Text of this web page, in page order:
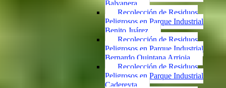
Balvanera
Recolección de Residuos
Peligrosos en Parque Industrial
Benito Juárez
Recolección de Residuos
Peligrosos en Parque Industrial
Bernardo Quintana Arrioja
Recolección de Residuos
Peligrosos en Parque Industrial
Cadereyta